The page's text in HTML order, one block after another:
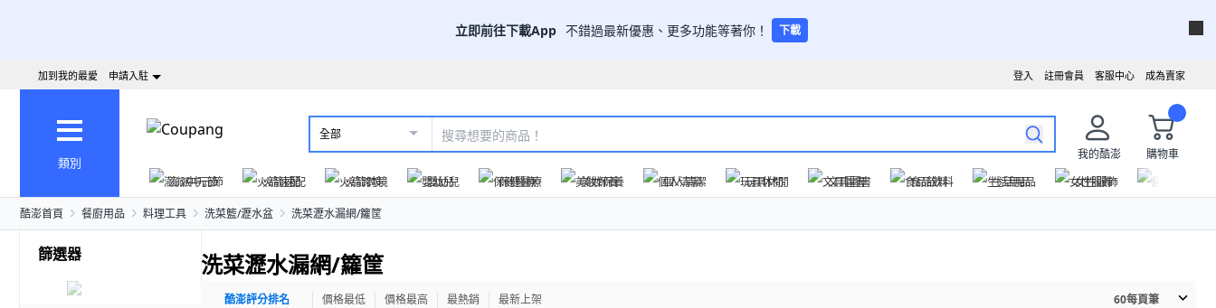
立即前往下載App 不錯過最新優惠、更多功能等著你！ 下載
成為賣家
客服中心
註冊會員
登入
加到我的最愛 申請入駐
類別
全部
我的酷澎
購物車
澎派中元節
火箭速配 火箭跨境 嬰幼兒 保健醫療 美妝保養 個人清潔 玩具休閒 文具圖書 食品飲料 生活用品 女性服飾
酷澎首頁 餐廚用品 料理工具 洗菜籃/瀝水盆 洗菜瀝水漏網/籮筐
篩選器 洗菜瀝水漏網/籮筐
酷澎評分排名 價格最低 價格最高 最熱銷 最新上架 60每頁筆